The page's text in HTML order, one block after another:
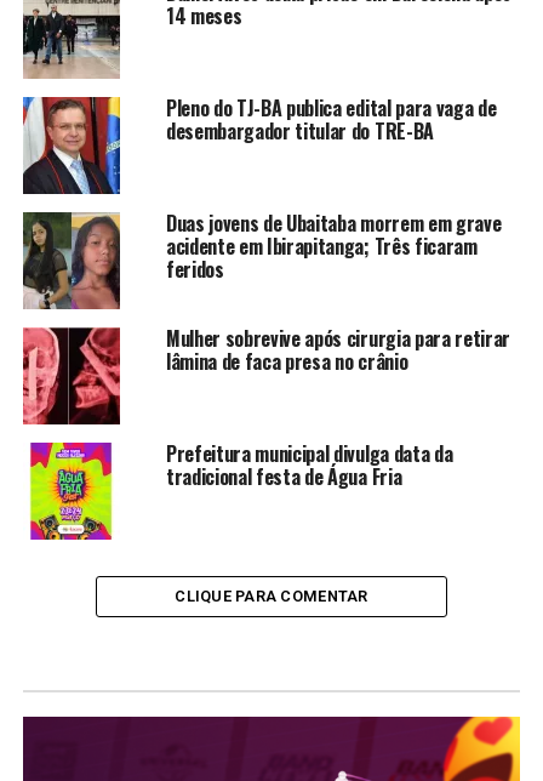
14 meses
Pleno do TJ-BA publica edital para vaga de
desembargador titular do TRE-BA
Duas jovens de Ubaitaba morrem em grave
acidente em Ibirapitanga; Três ficaram
feridos
Mulher sobrevive após cirurgia para retirar
lâmina de faca presa no crânio
Prefeitura municipal divulga data da
tradicional festa de Água Fria
CLIQUE PARA COMENTAR